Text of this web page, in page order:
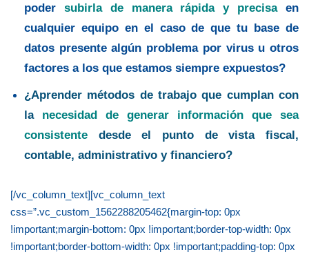
poder subirla de manera rápida y precisaen
cualquier equipo en el caso de que tu base de
datos presentealgún problema por virus u otros
factores a los que estamos siempre expuestos?
¿Aprender métodos de trabajo que cumplan con
la necesidad de generar información que sea
consistente desde el punto de vista fiscal,
contable, administrativo y financiero?
[/vc_column_text][vc_column_text
css=”.vc_custom_1562288205462{margin-top: 0px
!important;margin-bottom: 0px !important;border-top-width: 0px
!important;border-bottom-width: 0px !important;padding-top: 0px